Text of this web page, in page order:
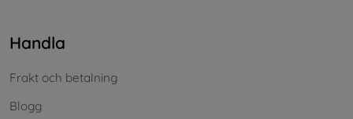
Handla
Frakt och betalning
Blogg